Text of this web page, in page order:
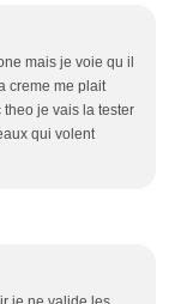
mais je voie qu il
creme me plait
je vais la tester
qui volent